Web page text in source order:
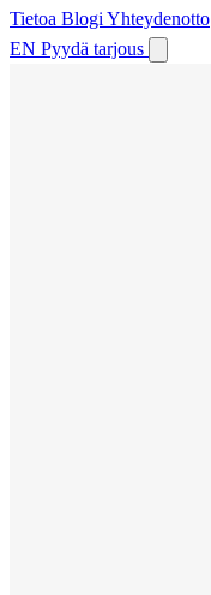
Tietoa Blogi Yhteydenotto
EN Pyydä tarjous